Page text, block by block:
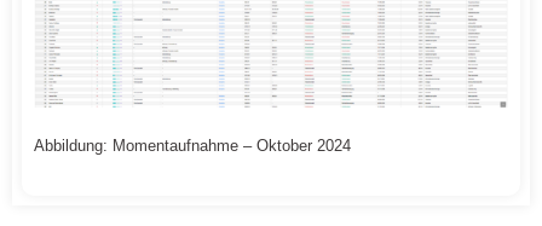
Abbildung: Momentaufnahme – Oktober 2024